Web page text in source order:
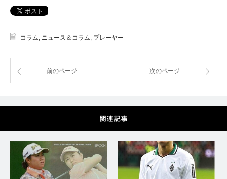
コラム ニュース＆コラム プレーヤー
前のページ 次のページ
関連記事